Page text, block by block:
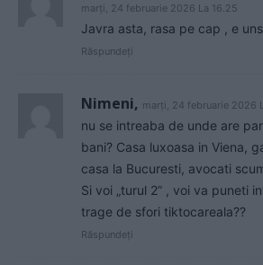
marți, 24 februarie 2026 La 16.25
Javra asta, rasa pe cap , e
Răspundeți
Nimeni, marți, 24 februarie 2026
nu se intreaba de unde are
bani? Casa luxoasa in Viena,
casa la Bucuresti, avocati
Si voi „turul 2” , voi va puneti
trage de sfori tiktocareala??
Răspundeți